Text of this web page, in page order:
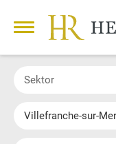
Sektor
Villefranche-sur-Mer